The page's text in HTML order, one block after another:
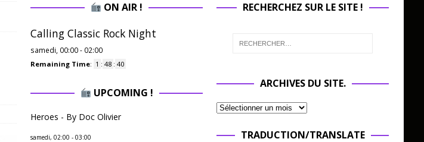
ON AIR !
Calling Classic Rock Night
samedi, 00:00 - 02:00
Remaining Time: 1 : 48 : 38
UPCOMING !
Heroes - By Doc Olivier
samedi, 02:00 - 03:00
RECHERCHEZ SUR LE SITE !
ARCHIVES DU SITE.
TRADUCTION/TRANSLATE